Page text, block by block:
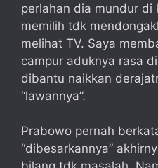
perlahan dia mundur di
memilih tdk
melihat TV. Saya
campur aduknya rasa
dibantu naikkan
“lawannya”.
Prabowo pernah
“dibesarkannya”